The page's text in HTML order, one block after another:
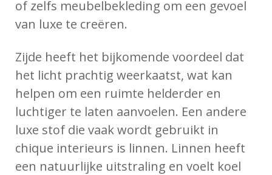
of zelfs meubelbekleding om een gevoel
van luxe te creëren.
Zijde heeft het bijkomende voordeel dat
het licht prachtig weerkaatst, wat kan
helpen om een ruimte helderder en
luchtiger te laten aanvoelen. Een andere
luxe stof die vaak wordt gebruikt in
chique interieurs is linnen. Linnen heeft
een natuurlijke uitstraling en voelt koel